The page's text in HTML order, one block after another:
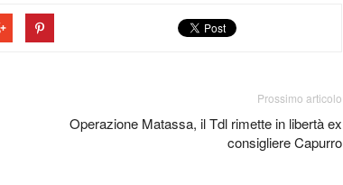
Prossimo articolo
Operazione Matassa, il Tdl rimette in libertà ex
consigliere Capurro